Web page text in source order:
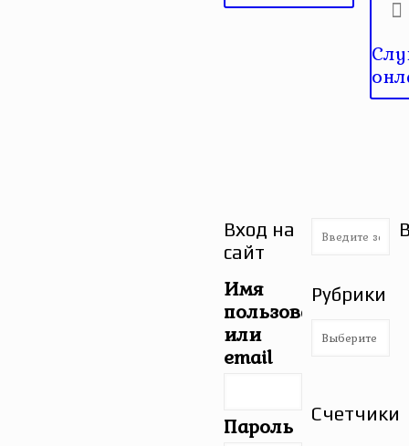
Вход на
сайт
Имя
пользователя
или
email
Пароль
Рубрики
Рубрики
Счетчики